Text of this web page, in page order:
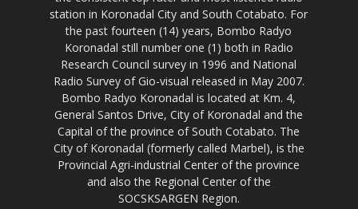
station in Koronadal City and South Cotabato. For
the past fourteen (14) years, Bombo Radyo
Koronadal still number one (1) both in Radio
Research Council survey in 1996 and National
Radio Survey of Gio-visual released in May 2007.
Bombo Radyo Koronadal is located at Km. 4,
General Santos Drive, City of Koronadal and the
Capital of the province of South Cotabato. The
City of Koronadal (formerly called Marbel), is the
Provincial Agri-industrial Center of the province
and also the Regional Center of the
SOCSKSARGEN Region.